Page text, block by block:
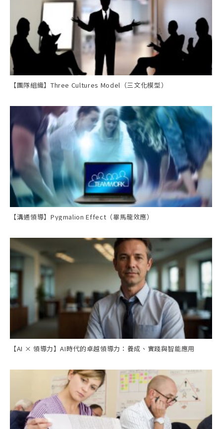
【團隊組織】Three Cultures Model（三文化模型）
【溝通領導】Pygmalion Effect（畢馬龍效應）
【AI × 領導力】AI時代的卓越領導力：養成、實踐與智能應用